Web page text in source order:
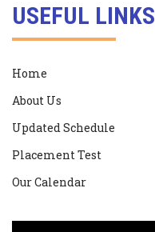
USEFUL LINKS
Home
About Us
Updated Schedule
Placement Test
Our Calendar